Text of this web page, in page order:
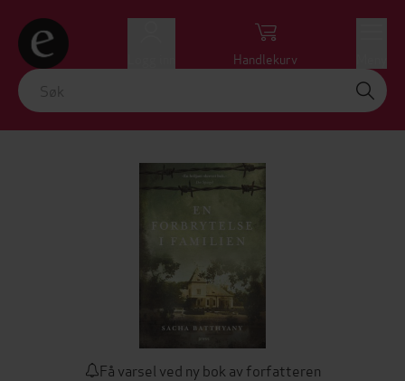
Handlekurv
Få varsel ved ny bok av forfatteren